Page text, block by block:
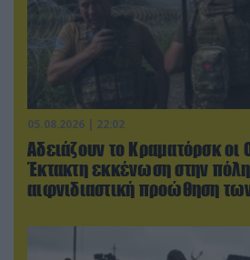
05.08.2026 | 22:02
Αδειάζουν το Κραματόρσκ οι
Έκτακτη εκκένωση στην
αιφνιδιαστική προώθηση